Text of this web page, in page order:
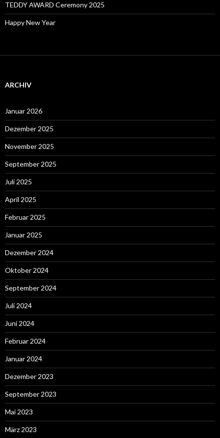
TEDDY AWARD Ceremony 2025
Happy New Year
ARCHIV
Januar 2026
Dezember 2025
November 2025
September 2025
Juli 2025
April 2025
Februar 2025
Januar 2025
Dezember 2024
Oktober 2024
September 2024
Juli 2024
Juni 2024
Februar 2024
Januar 2024
Dezember 2023
September 2023
Mai 2023
März 2023